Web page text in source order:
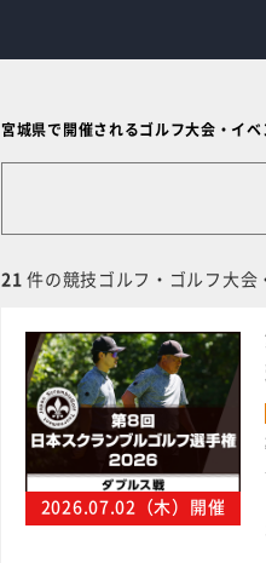
宮城県で開催されるゴルフ大会・イ
21 件の競技ゴルフ・ゴルフ大会
2026.07.02（木）開催